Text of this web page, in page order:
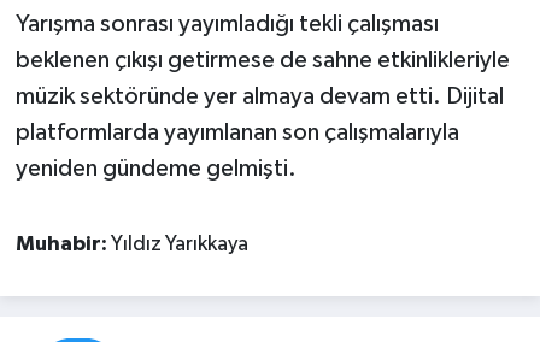
Yarışma sonrası yayımladığı tekli çalışması
beklenen çıkışı getirmese de sahne etkinlikleriyle
müzik sektöründe yer almaya devam etti. Dijital
platformlarda yayımlanan son çalışmalarıyla
yeniden gündeme gelmişti.
Muhabir: Yıldız Yarıkkaya